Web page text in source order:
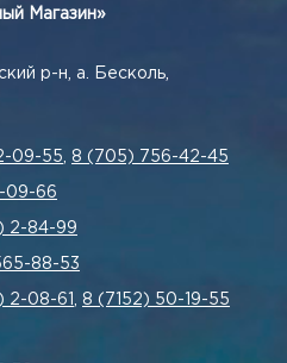
Магазин»
р-н, а. Бесколь,
09-55 8 (705) 756-42-45
09-66
2-84-99
88-53
2-08-61 8 (7152) 50-19-55